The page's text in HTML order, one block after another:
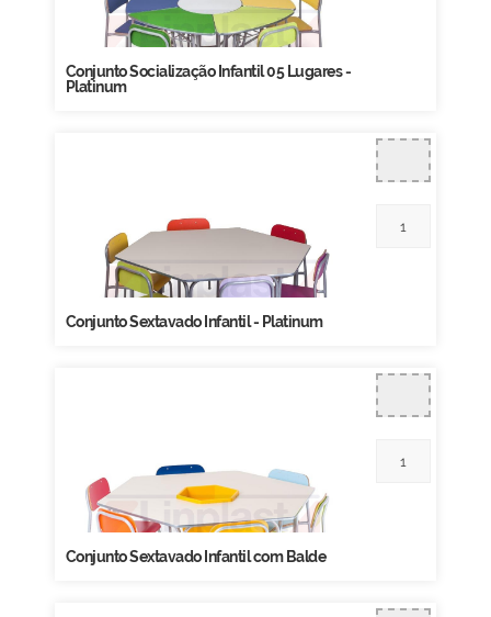
Conjunto Socialização Infantil 05 Lugares -
Platinum
Conjunto Sextavado Infantil - Platinum
Conjunto Sextavado Infantil com Balde